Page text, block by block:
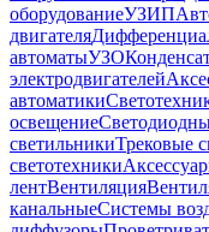
оборудованиеУЗИП
двигателя
автоматыУЗО
электродвигателей
автоматики
освещение
светильникиТрековые
светотехники
лентВентиляция
канальныеСистемы